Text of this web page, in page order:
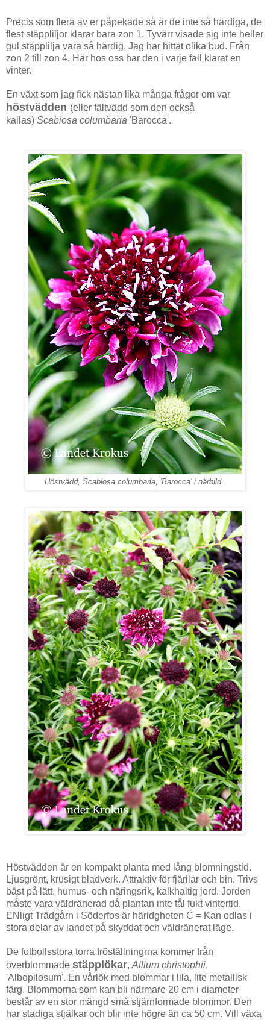
Precis som flera av er påpekade så är de inte så härdiga, de
flest stäppliljor klarar bara zon 1. Tyvärr visade sig inte heller
gul stäpplilja vara så härdig. Jag har hittat olika bud. Från
zon 2 till zon 4. Här hos oss har den i varje fall klarat en
vinter.
En växt som jag fick nästan lika många frågor om var
höstvädden (eller fältvädd som den också
kallas) Scabiosa columbaria 'Barocca'.
Höstvädd, Scabiosa columbaria, 'Barocca' i närbild.
Höstvädden är en kompakt planta med lång blomningstid.
Ljusgrönt, krusigt bladverk. Attraktiv för fjärilar och bin. Trivs
bäst på lätt, humus- och näringsrik, kalkhaltig jord. Jorden
måste vara väldränerad då plantan inte tål fukt vintertid.
ENligt Trädgårn i Söderfos är häridgheten C = Kan odlas i
stora delar av landet på skyddat och väldränerat läge.
De fotbollsstora torra fröställningrna kommer från
överblommade stäpplökar, Allium christophii,
'Albopilosum'. En vårlök med blommar i lila, lite metallisk
färg. Blommorna som kan bli närmare 20 cm i diameter
består av en stor mängd små stjärnformade blommor. Den
har stadiga stjälkar och blir inte högre än ca 50 cm. Vill växa